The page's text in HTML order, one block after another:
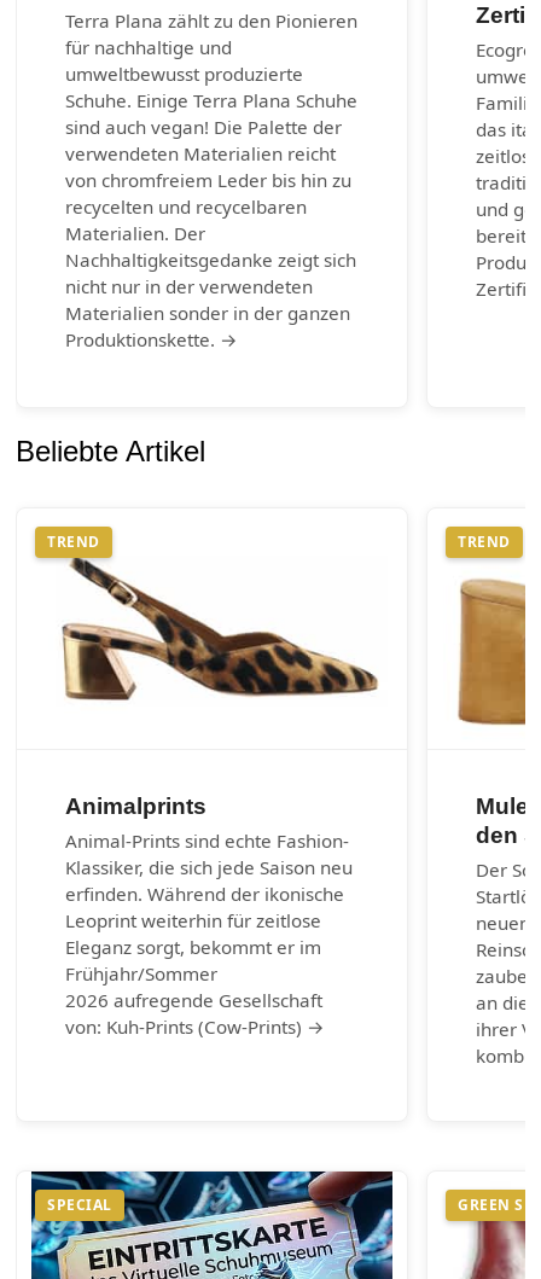
Terra Plana zählt zu den Pionieren
für nachhaltige und
umweltbewusst produzierte
Schuhe. Einige Terra Plana Schuhe
sind auch vegan! Die Palette der
verwendeten Materialien reicht
von chromfreiem Leder bis hin zu
recycelten und recycelbaren
Materialien. Der
Nachhaltigkeitsgedanke zeigt sich
nicht nur in der verwendeten
Materialien sonder in der ganzen
Produktionskette. →
das
und
bereits
Beliebte Artikel
TREND
Animalprints
Animal-Prints sind echte Fashion-
Klassiker, die sich jede Saison neu
erfinden. Während der ikonische
Leoprint weiterhin für zeitlose
Eleganz sorgt, bekommt er im
Frühjahr/Sommer
2026 aufregende Gesellschaft
von: Kuh-Prints (Cow-Prints) →
TREND
den
Der
neuen
an die
ihrer
SPECIAL GREEN